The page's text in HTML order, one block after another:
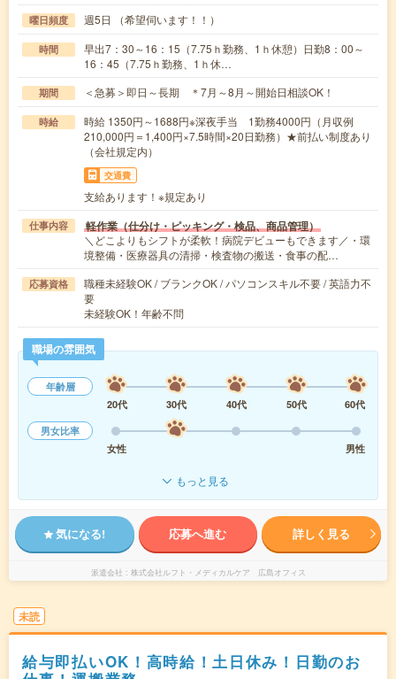
曜日頻度 週5日 （希望伺います！！）
時間
早出7：30～16：15（7.75ｈ勤務、1ｈ休憩）日勤8：00～
16：45（7.75ｈ勤務、1ｈ休…
期間 ＜急募＞即日～長期 ＊7月～8月～開始日相談OK！
時給
時給 1350円～1688円※深夜手当 1勤務4000円（月収例
210,000円＝1,400円×7.5時間×20日勤務）★前払い制度あり
（会社規定内）
交通費
支給あります！※規定あり
仕事内容 軽作業（仕分け・ピッキング・検品、商品管理）
＼どこよりもシフトが柔軟！病院デビューもできます／・環
境整備・医療器具の清掃・検査物の搬送・食事の配…
応募資格
職種未経験OK / ブランクOK / パソコンスキル不要 / 英語力不
要
未経験OK！年齢不問
職場の雰囲気
年齢層
20代
30代 40代 50代
60代
男女比率
女性
男性
もっと見る
気になる! 応募へ進む 詳しく見る
派遣会社 株式会社ルフト・メディカルケア 広島オフィス
未読
給与即払いOK！高時給！土日休み！日勤のお